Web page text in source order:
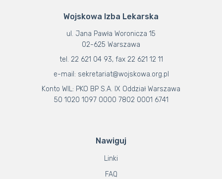
Wojskowa Izba Lekarska
ul. Jana Pawła Woronicza 15
02-625 Warszawa
tel. 22 621 04 93, fax 22 621 12 11
e-mail: sekretariat@wojskowa.org.pl
Konto WIL: PKO BP S.A. IX Oddział Warszawa
50 1020 1097 0000 7802 0001 6741
Nawiguj
Linki
FAQ